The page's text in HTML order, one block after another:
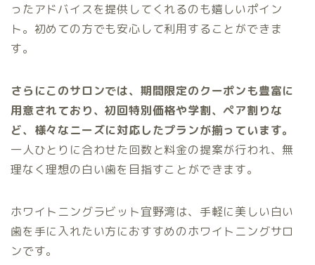
ったアドバイスを提供してくれるのも嬉しいポイン
ト。初めての方でも安心して利用することができま
す。
さらにこのサロンでは、期間限定のクーポンも豊富に
用意されており、初回特別価格や学割、ペア割りな
ど、様々なニーズに対応したプランが揃っています。
一人ひとりに合わせた回数と料金の提案が行われ、無
理なく理想の白い歯を目指すことができます。
ホワイトニングラビット宜野湾は、手軽に美しい白い
歯を手に入れたい方におすすめのホワイトニングサロ
ンです。